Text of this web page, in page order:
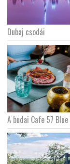
Dubaj csodái
A budai Cafe 57